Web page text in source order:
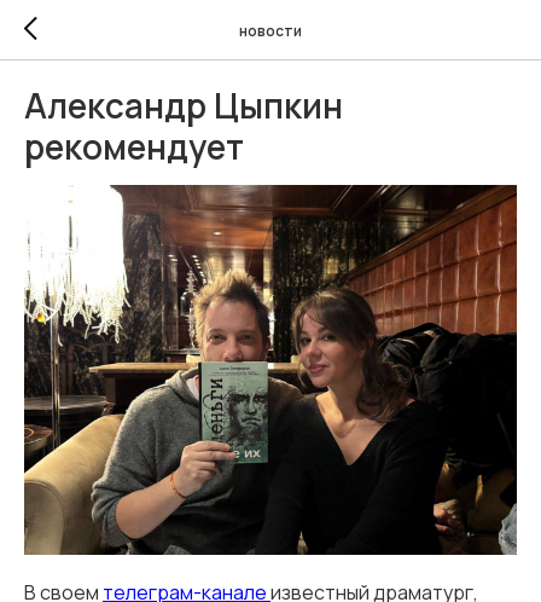
новости
Александр Цыпкин
рекомендует
В своем телеграм-каналеизвестный драматург,